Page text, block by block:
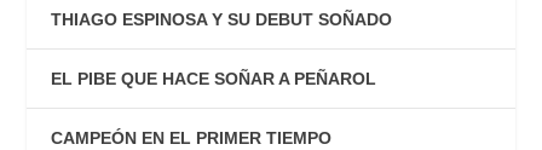
THIAGO ESPINOSA Y SU DEBUT SOÑADO
EL PIBE QUE HACE SOÑAR A PEÑAROL
CAMPEÓN EN EL PRIMER TIEMPO